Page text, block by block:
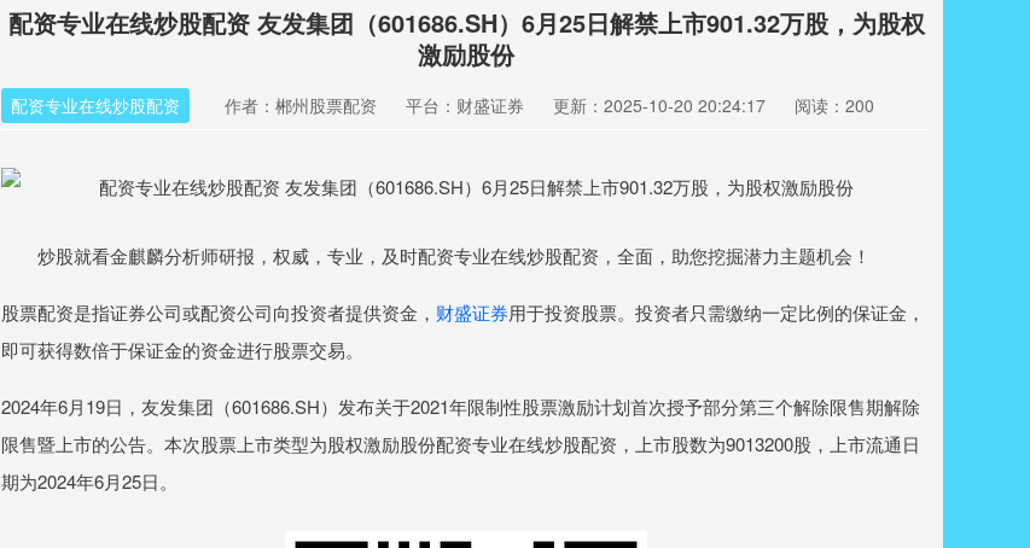
配资专业在线炒股配资 友发集团（601686.SH）6月25日解禁上市901.32万股，为股权
激励股份
配资专业在线炒股配资 作者：郴州股票配资 平台：财盛证券 更新：2025-10-20 20:24:17 阅读：200
炒股就看金麒麟分析师研报，权威，专业，及时配资专业在线炒股配资，全面，助您挖掘潜力主题机会！
股票配资是指证券公司或配资公司向投资者提供资金， 财盛证券用于投资股票。投资者只需缴纳一定比例的保证金，
即可获得数倍于保证金的资金进行股票交易。
2024年6月19日，友发集团（601686.SH）发布关于2021年限制性股票激励计划首次授予部分第三个解除限售期解除
限售暨上市的公告。本次股票上市类型为股权激励股份配资专业在线炒股配资，上市股数为9013200股，上市流通日
期为2024年6月25日。